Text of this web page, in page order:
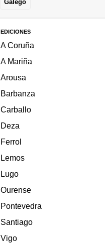
Galego
EDICIONES
A Coruña
A Mariña
Arousa
Barbanza
Carballo
Deza
Ferrol
Lemos
Lugo
Ourense
Pontevedra
Santiago
Vigo